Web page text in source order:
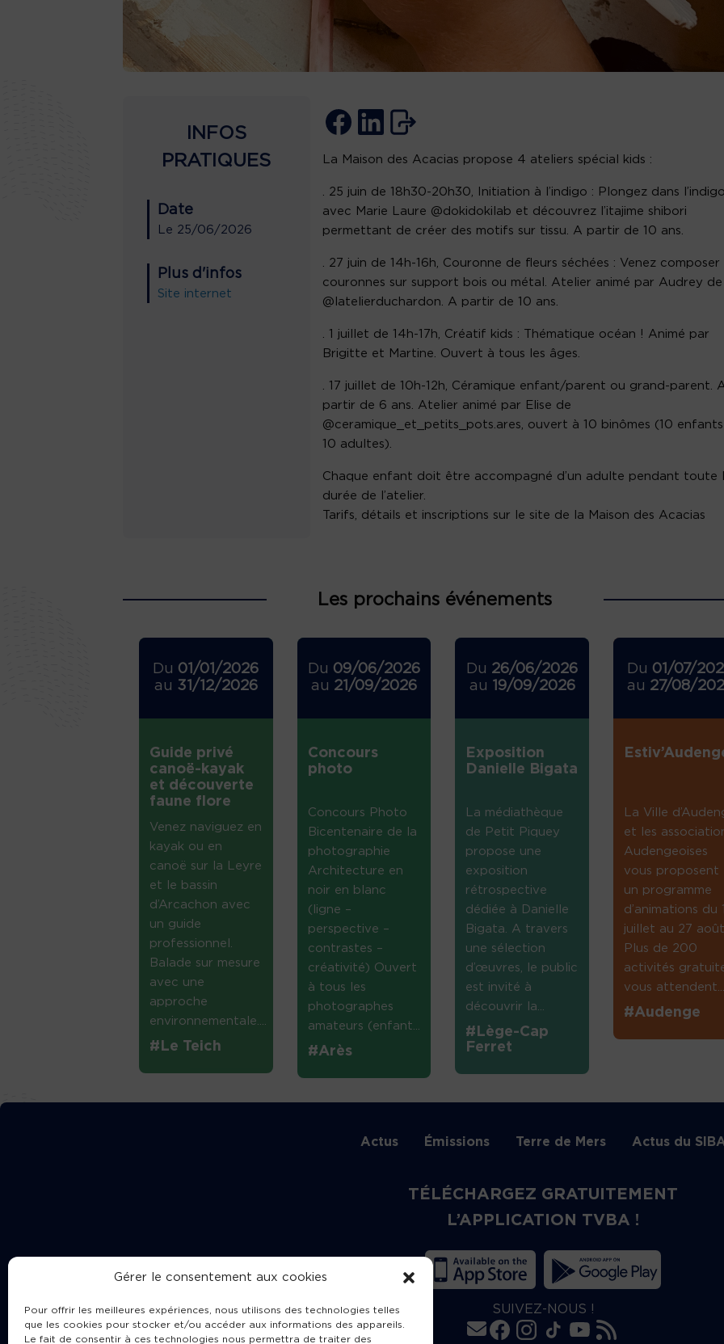
Gérer le consentement aux cookies
Pour offrir les meilleures expériences, nous utilisons des technologies telles
que les cookies pour stocker et/ou accéder aux informations des appareils.
Le fait de consentir à ces technologies nous permettra de traiter des
INFOS
PRATIQUES
Date
Le 25/06/2026
Plus d'infos
Site internet
La Maison des Acacias propose 4 ateliers spécial kids :
. 25 juin de 18h30-20h30, Initiation à l’indigo : Plongez dans
avec Marie Laure @dokidokilab et découvrez l’itajime shibori
permettant de créer des motifs sur tissu. A partir de 10 ans.
. 27 juin de 14h-16h, Couronne de fleurs séchées : Venez composer
couronnes sur support bois ou métal. Atelier animé par Audrey de
@latelierduchardon. A partir de 10 ans.
. 1 juillet de 14h-17h, Créatif kids : Thématique océan ! Animé par
Brigitte et Martine. Ouvert à tous les âges.
. 17 juillet de 10h-12h, Céramique enfant/parent ou grand-parent.
partir de 6 ans. Atelier animé par Elise de
@ceramique_et_petits_pots.ares, ouvert à 10 binômes (10
10 adultes).
Chaque enfant doit être accompagné d’un adulte pendant toute
durée de l’atelier.
Tarifs, détails et inscriptions sur le site de la Maison des Acacias
Les prochains événements
Du 01/01/2026
au 31/12/2026
Guide privé
canoë-kayak
et découverte
faune flore
Venez naviguez en
kayak ou en
canoë sur la Leyre
et le bassin
d’Arcachon avec
un guide
professionnel.
Balade sur mesure
avec une
approche
environnementale....
#Le Teich
Du 09/06/2026
au 21/09/2026
Concours
photo
Concours Photo
Bicentenaire de la
photographie
Architecture en
noir en blanc
(ligne –
perspective –
contrastes –
créativité) Ouvert
à tous les
photographes
amateurs (enfant...
#Arès
Du 26/06/2026
au 19/09/2026
Exposition
Danielle Bigata
La médiathèque
de Petit Piquey
propose une
exposition
rétrospective
dédiée à Danielle
Bigata. A travers
une sélection
d’œuvres, le public
est invité à
découvrir la...
#Lège-Cap
Ferret
Du 01/07/
au 27/08/
La Ville
et les
Audengeoises
vous proposent
un programme
d’animations du
juillet au 27
Plus de 200
activités
vous
#Audenge
Actus Émissions Terre de Mers Actus du
TÉLÉCHARGEZ GRATUITEMENT
L’APPLICATION TVBA !
SUIVEZ-NOUS !